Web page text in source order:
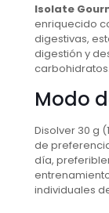
Isolate
enriquecido
digestivas,
digestión y
carbohidratos.
Modo
Disolver 30 g
de
día,
individuales